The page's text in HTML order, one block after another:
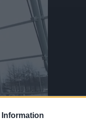
Information